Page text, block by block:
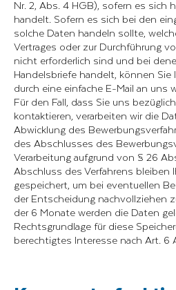
Nr. 2, Abs. 4 HGB), sofern es sich
handelt. Sofern es sich bei den
solche Daten handeln sollte,
Vertrages oder zur Durchführung
nicht erforderlich sind und bei
Handelsbriefe handelt, können Sie
durch eine einfache E-Mail an uns
Für den Fall, dass Sie uns
kontaktieren, verarbeiten wir die
Abwicklung des
des Abschlusses des
Verarbeitung aufgrund von § 26
Abschluss des Verfahrens bleiben
gespeichert, um bei eventuellen
der Entscheidung nachvollziehen
der 6 Monate werden die Daten
Rechtsgrundlage für diese
berechtigtes Interesse nach Art. 6